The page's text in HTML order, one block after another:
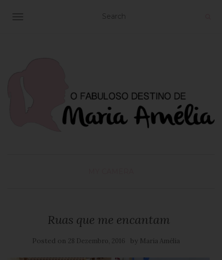
TOGGLE NAVIGATION
Ruas que me encantam
Posted on 28 Dezembro, 2016 by Maria Amélia